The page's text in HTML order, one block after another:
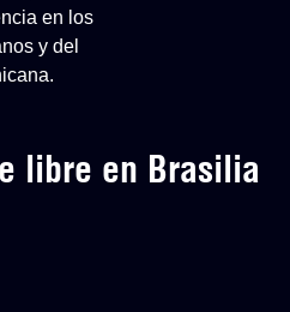
en los
y del
libre en Brasilia